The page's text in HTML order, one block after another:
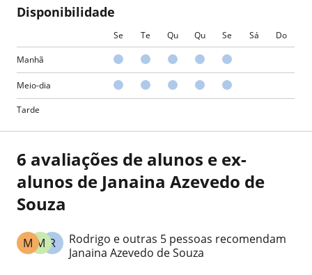
Disponibilidade
Se Te Qu Qu Se Sá Do
Manhã
Meio-dia
Tarde
6 avaliações de alunos e ex-
alunos de Janaina Azevedo de
Souza
R
M
M
Rodrigo e outras 5 pessoas recomendam
Janaina Azevedo de Souza